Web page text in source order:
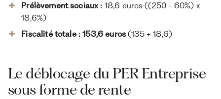
Prélèvement sociaux : 18,6 euros ((250 - 60%) x
18,6%)
Fiscalité totale : 153,6 euros(135 + 18,6)
Le déblocage du PER Entreprise
sous forme de rente